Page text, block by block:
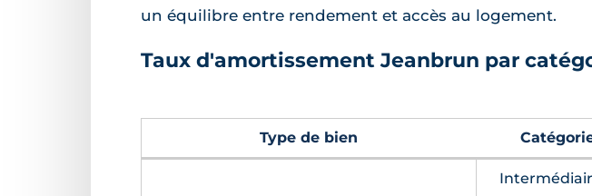
un équilibre entre rendement et accès au logement.
Taux d'amortissement Jeanbrun par
Type de bien